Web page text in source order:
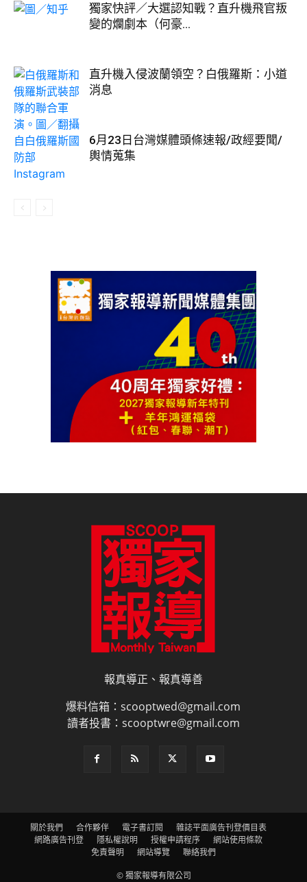
獨家快評／大選認知戰？直升機飛官叛
變的爛劇本（何豪...
直升機入侵波蘭領空？白俄羅斯：小道
消息
6月23日台灣媒體頭條速報/政經要聞/
輿情蒐集
報真導正、報真導善
爆料信箱：scooptwed@gmail.com
讀者投書：scooptwre@gmail.com
關於我們 合作夥伴 電子書訂閱
雜誌平面廣告刊登價目表
網路廣告刊登
隱私權說明 授權申請程序
網站使用條款
免責聲明
網站導覽
聯絡我們
© 獨家報導有限公司